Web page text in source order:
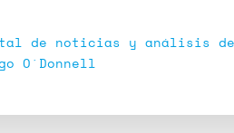
de noticias y análisis
O´Donnell